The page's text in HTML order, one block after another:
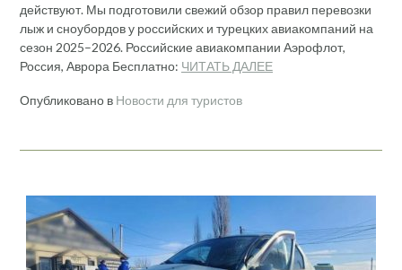
действуют. Мы подготовили свежий обзор правил перевозки
лыж и сноубордов у российских и турецких авиакомпаний на
сезон 2025–2026. Российские авиакомпании Аэрофлот,
Россия, Аврора Бесплатно: ЧИТАТЬ ДАЛЕЕ
Опубликовано в Новости для туристов